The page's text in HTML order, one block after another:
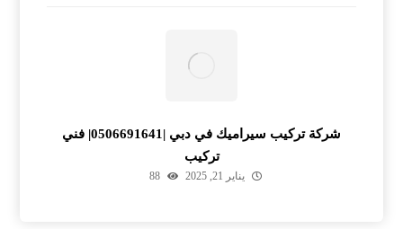
شركة تركيب سيراميك في دبي |0506691641| فني
تركيب
يناير 21, 2025 88